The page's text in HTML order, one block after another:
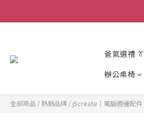
爸氣選禮 👔
辦公桌椅
全部商品 /熱銷品牌 / j5create｜電腦週邊配件